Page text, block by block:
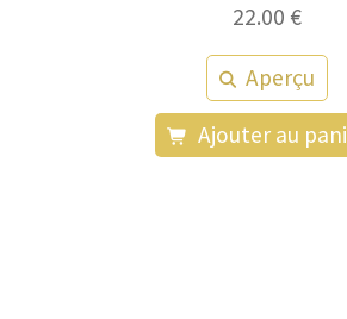
22.00 €
Aperçu
Ajouter au